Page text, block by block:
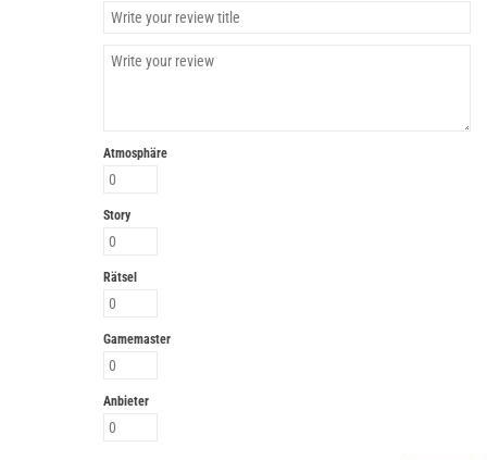
Atmosphäre
Story
Rätsel
Gamemaster
Anbieter